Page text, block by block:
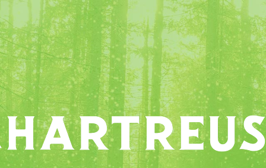
SOINS HISTOIRE SITES TOURISTIQUES